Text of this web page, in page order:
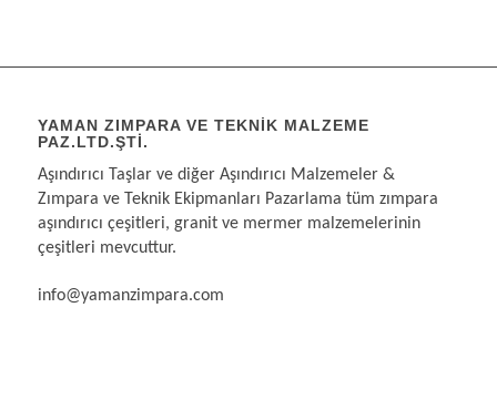
YAMAN ZIMPARA VE TEKNIK MALZEME
PAZ.LTD.ŞTI.
Aşındırıcı Taşlar ve diğer Aşındırıcı Malzemeler &
Zımpara ve Teknik Ekipmanları Pazarlama tüm zımpara
aşındırıcı çeşitleri, granit ve mermer malzemelerinin
çeşitleri mevcuttur.
info@yamanzimpara.com